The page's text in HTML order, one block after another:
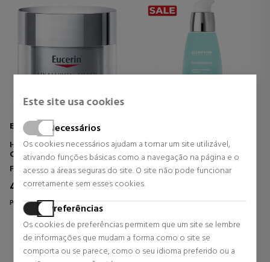
Este site usa cookies
Necessários
Os cookies necessários ajudam a tornar um site utilizável,
ativando funções básicas como a navegação na página e o
acesso a áreas seguras do site. O site não pode funcionar
corretamente sem esses cookies.
Preferências
Os cookies de preferências permitem que um site se lembre
de informações que mudam a forma como o site se
comporta ou se parece, como o seu idioma preferido ou a
EUCERIN
HYALURON FILLER NIGHT
CREME NOTURNO REPARADOR
Facial
42,50 € 8% DTO.
Preço habitual 46,20 €
0 revisões
HYDRASKIN SERUM
SÉRUM HIDRATANTE
INTENSIVO
Facial
44,80 €
Preço habitual 58,95 €
0 revisões